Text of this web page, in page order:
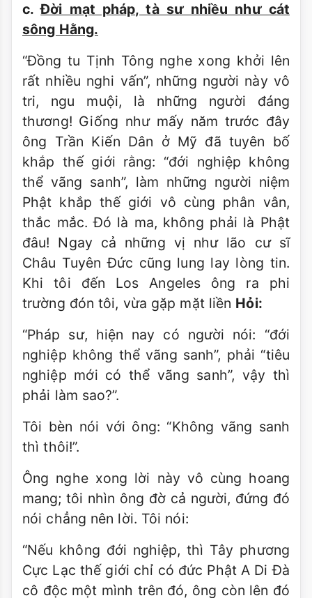
c.Ðời mạt pháp, tà sư nhiều như cát
sông Hằng.
“Ðồng tu Tịnh Tông nghe xong khởi lên
rất nhiều nghi vấn”, những người này vô
tri, ngu muội, là những người đáng
thương! Giống như mấy năm trước đây
ông Trần Kiến Dân ở Mỹ đã tuyên bố
khắp thế giới rằng: “đới nghiệp không
thể vãng sanh”, làm những người niệm
Phật khắp thế giới vô cùng phân vân,
thắc mắc. Ðó là ma, không phải là Phật
đâu! Ngay cả những vị như lão cư sĩ
Châu Tuyên Ðức cũng lung lay lòng tin.
Khi tôi đến Los Angeles ông ra phi
trường đón tôi, vừa gặp mặt liền Hỏi:
“Pháp sư, hiện nay có người nói: “đới
nghiệp không thể vãng sanh”, phải “tiêu
nghiệp mới có thể vãng sanh”, vậy thì
phải làm sao?”.
Tôi bèn nói với ông: “Không vãng sanh
thì thôi!”.
Ông nghe xong lời này vô cùng hoang
mang; tôi nhìn ông đờ cả người, đứng đó
nói chẳng nên lời. Tôi nói:
“Nếu không đới nghiệp, thì Tây phương
Cực Lạc thế giới chỉ có đức Phật A Di Ðà
cô độc một mình trên đó, ông còn lên đó